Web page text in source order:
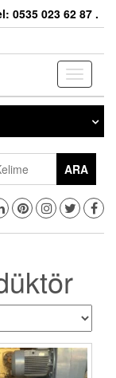
0535 023 62 87 .
Toggle
ARA